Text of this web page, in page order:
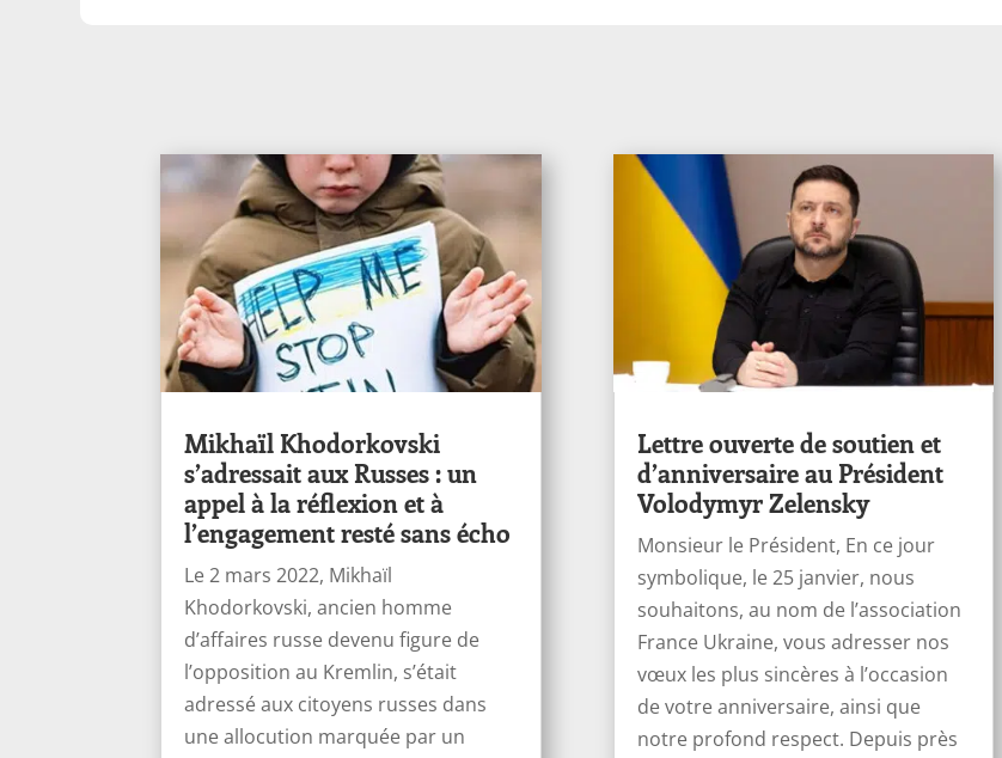
Mikhaïl Khodorkovski
s’adressait aux Russes : un
appel à la réflexion et à
l’engagement resté sans écho
Le 2 mars 2022, Mikhaïl
Khodorkovski, ancien homme
d’affaires russe devenu figure de
l’opposition au Kremlin, s’était
adressé aux citoyens russes dans
une allocution marquée par un
Lettre ouverte de soutien et
d’anniversaire au Président
Volodymyr Zelensky
Monsieur le Président, En ce jour
symbolique, le 25 janvier, nous
souhaitons, au nom de l’association
France Ukraine, vous adresser nos
vœux les plus sincères à l’occasion
de votre anniversaire, ainsi que
notre profond respect. Depuis près